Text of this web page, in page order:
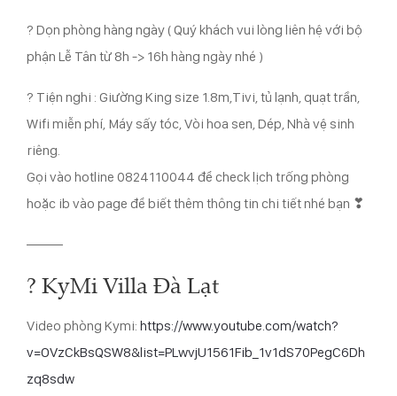
? Dọn phòng hàng ngày ( Quý khách vui lòng liên hệ với bộ
phận Lễ Tân từ 8h -> 16h hàng ngày nhé )
? Tiện nghi : Giường King size 1.8m,Tivi, tủ lạnh, quạt trần,
Wifi miễn phí, Máy sấy tóc, Vòi hoa sen, Dép, Nhà vệ sinh
riêng.
Gọi vào hotline 0824110044 để check lịch trống phòng
hoặc ib vào page để biết thêm thông tin chi tiết nhé bạn ❣
——–
? KyMi Villa Đà Lạt
Video phòng Kymi: https://www.youtube.com/watch?
v=OVzCkBsQSW8&list=PLwvjU1561Fib_1v1dS70PegC6Dh
zq8sdw